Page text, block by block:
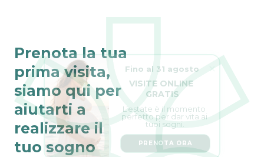
Prenota la tua
prima visita,
siamo qui per
aiutarti a
realizzare il
tuo sogno
VISITE ONLINE
GRATIS
L’estate è il momento
perfetto per dar vita ai
tuoi sogni.
PRENOTA ORA
Fino al 31 agosto